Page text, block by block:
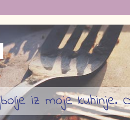
iz moje kuhinje.